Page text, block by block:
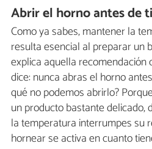
Abrir el horno antes de
Como ya sabes, mantener la
resulta esencial al preparar un
explica aquella
dice: nunca abras el horno
qué no podemos abrirlo?
un producto bastante delicado,
la temperatura interrumpes su
hornear se activa en cuanto